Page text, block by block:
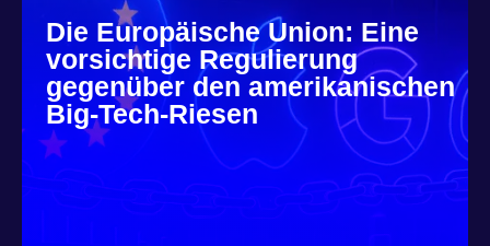
Die Europäische Union: Eine
vorsichtige Regulierung
gegenüber den amerikanischen
Big-Tech-Riesen